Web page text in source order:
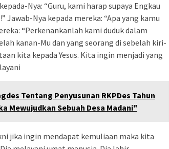
Nya: “Guru, kami harap supaya Engkau
Nya kepada mereka: “Apa yang kamu
“Perkenankanlah kami duduk dalam
kanan-Mu dan yang seorang di sebelah kiri-
kita kepada Yesus. Kita ingin menjadi yang
Tentang Penyusunan RKPDes Tahun
Mewujudkan Sebuah Desa Madani"
jika ingin mendapat kemuliaan maka kita